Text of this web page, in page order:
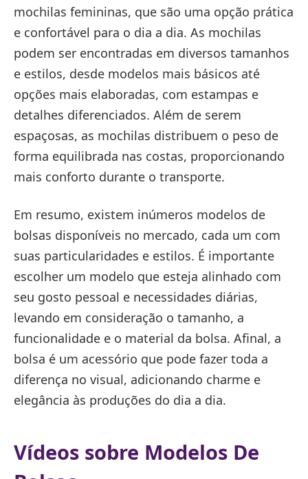
mochilas femininas, que são uma opção prática
e confortável para o dia a dia. As mochilas
podem ser encontradas em diversos tamanhos
e estilos, desde modelos mais básicos até
opções mais elaboradas, com estampas e
detalhes diferenciados. Além de serem
espaçosas, as mochilas distribuem o peso de
forma equilibrada nas costas, proporcionando
mais conforto durante o transporte.
Em resumo, existem inúmeros modelos de
bolsas disponíveis no mercado, cada um com
suas particularidades e estilos. É importante
escolher um modelo que esteja alinhado com
seu gosto pessoal e necessidades diárias,
levando em consideração o tamanho, a
funcionalidade e o material da bolsa. Afinal, a
bolsa é um acessório que pode fazer toda a
diferença no visual, adicionando charme e
elegância às produções do dia a dia.
Vídeos sobre Modelos De